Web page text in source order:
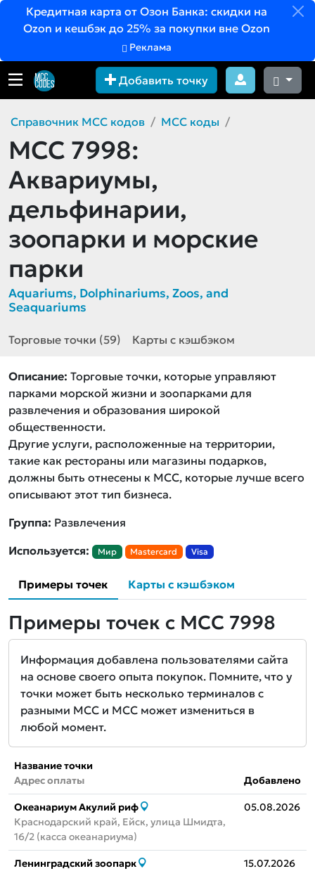
Кредитная карта от Озон Банка: скидки на
Ozon и кешбэк до 25% за покупки вне Ozon
Реклама
Добавить точку
Справочник MCC кодов MCC коды
MCC 7998:
Аквариумы,
дельфинарии,
зоопарки и морские
парки
Aquariums, Dolphinariums, Zoos, and
Seaquariums
Торговые точки (59) Карты с кэшбэком
Описание: Торговые точки, которые управляют
парками морской жизни и зоопарками для
развлечения и образования широкой
общественности.
Другие услуги, расположенные на территории,
такие как рестораны или магазины подарков,
должны быть отнесены к MCC, которые лучше всего
описывают этот тип бизнеса.
Группа: Развлечения
Используется:
Мир Mastercard Visa
Примеры точек Карты с кэшбэком
Примеры точек с MCC 7998
Информация добавлена пользователями сайта
на основе своего опыта покупок. Помните, что у
точки может быть несколько терминалов с
разными MCC и MCC может измениться в
любой момент.
Название точки
Адрес оплаты
Добавлено
Океанариум Акулий риф
Краснодарский край, Ейск, улица Шмидта,
16/2 (касса океанариума)
05.08.2026
Ленинградский зоопарк
15.07.2026